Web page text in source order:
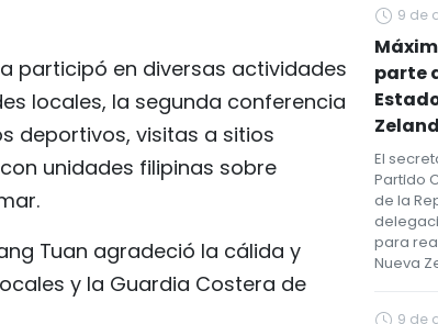
participó en diversas actividades
locales, la segunda conferencia
deportivos, visitas a sitios
unidades filipinas sobre
Tuan agradeció la cálida y
y la Guardia Costera de
9 de
parte
El
Partido
de la
para
Nueva
9 de